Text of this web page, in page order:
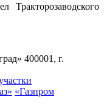
Тракторозаводского
400001, г.
«Газпром